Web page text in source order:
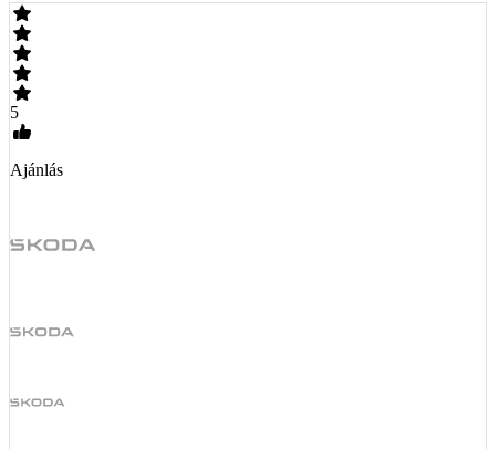
5
Ajánlás